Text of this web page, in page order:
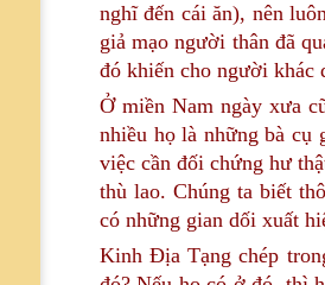
nghĩ đến cái ăn), nên
giả mạo người thân đã
đó khiến cho người khác
Ở miền Nam ngày xưa
nhiều họ là những bà cụ
việc cần đối chứng hư
thù lao. Chúng ta biết
có những gian dối xuất
Kinh Địa Tạng chép